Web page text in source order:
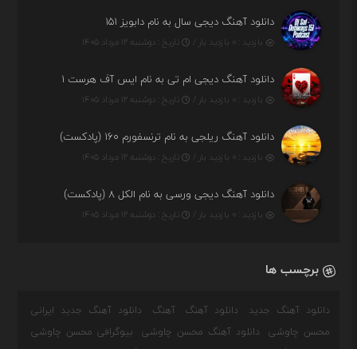
دانلود آهنگ دیجی سال به نام دابویز ۱۵۱
بازدید : ۰ بازدید بار / تاریخ : دوشنبه ۱۲ مرداد ۱۴۰۵
دانلود آهنگ دیجی ام تی به نام ایس آف هرست ۱
بازدید : ۰ بازدید بار / تاریخ : دوشنبه ۱۲ مرداد ۱۴۰۵
دانلود آهنگ ریلجی به نام ترنسفورم ۱۶۰ (پادکست)
بازدید : ۰ بازدید بار / تاریخ : دوشنبه ۱۲ مرداد ۱۴۰۵
دانلود آهنگ دیجی ورسی به نام الکل ۸ (پادکست)
بازدید : ۰ بازدید بار / تاریخ : دوشنبه ۱۲ مرداد ۱۴۰۵
برچسب ها
دانلود آهنگ جدید دانلود آهنگ آهنگ
دانلود آهنگ جدید ایرانی
محسن چاوشی
دانلود آهنگ محسن چاوشی
بیوگرافی محسن چاوشی